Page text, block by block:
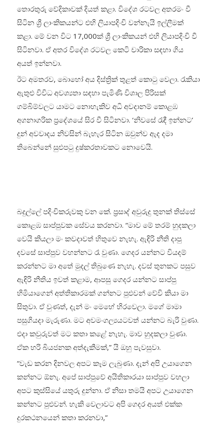
තොරතුරු වේදිකාවක් දියත් කළා. විදේශ රටවල අතරමං වී
සිටින ශ්‍රී ලාංකිකයන්ට එහි ලියාපදිංචි වන්නැයි ඉල්ලීමක්
කළා. මේ වන විට 17,000ක් ශ්‍රී ලාංකිකයන් එහි ලියාපදිංචි වී
සිටිනවා. ඒ අතර විදේශ රටවල කෙටි චාරිකා සඳහා ගිය
අයත් ඉන්නවා.
ඊට අමතරව, බොහෝ අය දිස්ත්‍රික් තුළත් කොටු වෙලා. රැකියා
ඇතුළු විවිධ අවශ්‍යතා සඳහා පැමිණි විශාල පිරිසක්
ගම්බිම්වලට යාමට නොහැකිව අධි අවදානම් කොළඹ
අගනාගරික ප්‍රදේශයේ සිර වී සිටිනවා. ‘නිවසේ රැඳී ඉන්නට’
දුන් අවවාදය නිවසින් බැහැර සිටින ඔවුන්ව ඇද දමා
තිබෙන්නේ සුළුපටු දුෂ්කරතාවකට නොවෙයි.
බදුල්ලේ පදිංචිකරුවකු වන කේ. ප්‍රසාද් අවුරුදු තුනක් තිස්සේ
කොළඹ සාප්පුවක සේවය කරනවා. “මාව මේ තරම් හුදකලා
වෙයි කියලා මං කවදාවත් හිතුවෙ නැහැ. ඇඳිරි නීති දාපු
දවසේ සාප්පුව වහන්නට රෑ වුණා. ගෙදර යන්නට වියදම්
කරන්නට මා අතේ මුදල් තිබුණෙ නැහැ. දවස් තුනකට පසුව
ඇඳිරි නීතිය ඉවත් කළාම, ආපසු ගෙදර යන්නට සාප්පු
හිමියාගෙන් අත්තිකාරමක් ගන්නට පුළුවන් වේවි කියා මා
සිතුවා. ඒ වුණත්, දැන් මං මෙහේ හිරවෙලා. මගේ මාමා
පසුගියදා මැරුණා. මට අවමංගල්‍යයටවත් යන්නට බැරි වුණා.
එදා කවුරුවත් මට කතා කළේ නැහැ. මාව හුදකලා වුණා.
ඒක හරි බියජනක අත්දැකීමක්,” යි ඔහු පැවසුවා.
“වැඩ කරන දිනවල අපට කෑම ලැබුණා. දැන් අපි උයාගෙන
කන්නට ඕනැ. අපේ සාප්පුවේ අයිතිකාරයා සාප්පුව වහලා
අපට කුස්සියේ යතුරු දුන්නා. ඒ නිසා තමයි අපට උයාගෙන
කන්නට පුළුවන්. හැකි වෙලාවට අපි ගෙදර අයත් එක්ක
දුරකථනයෙන් කතා කරනවා,”